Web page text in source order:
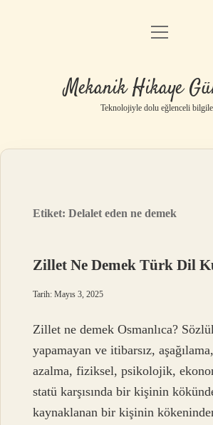
Anasayfa
Yasal Uyarı
menüyü
Mekanik Hikaye
Teknolojiyle dolu eğlenceli
Etiket:Delalet eden ne demek
Zillet Ne Demek Türk Dil
Tarih: Mayıs 3, 2025
Zillet ne demek Osmanlıca?
yapamayan ve itibarsız,
azalma, fiziksel, psikolojik,
statü karşısında bir kişinin
kaynaklanan bir kişinin